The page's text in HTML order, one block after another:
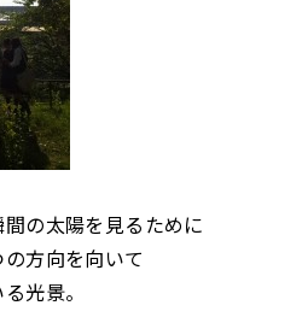
の太陽を見るために
方向を向いて
光景。